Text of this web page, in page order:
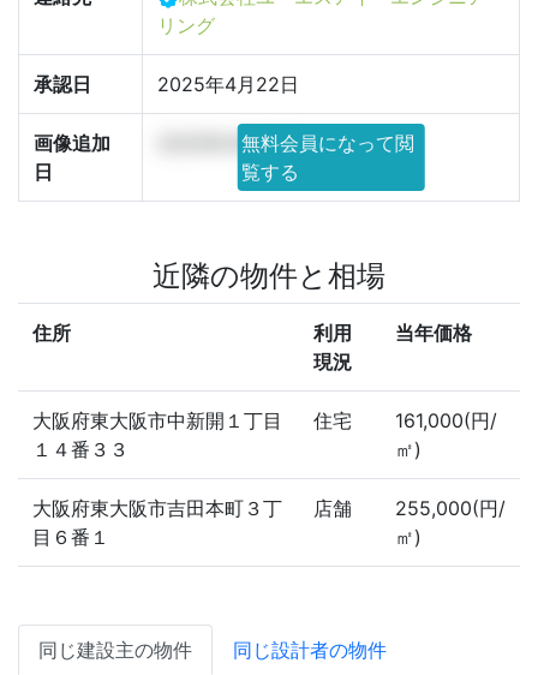
リング
承認日 2025年4月22日
画像追加
日
2025年4月22日無料会員になって閲
覧する
近隣の物件と相場
住所
利用
現況
当年価格
大阪府東大阪市中新開１丁目
１４番３３
住宅
161,000(円/
㎡)
大阪府東大阪市吉田本町３丁
目６番１
店舗
255,000(円/
㎡)
同じ建設主の物件
同じ設計者の物件